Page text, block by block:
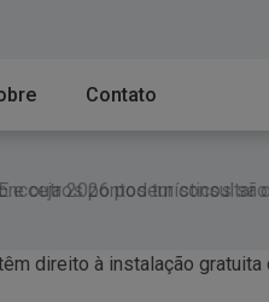
Contato
2026 podem consultar
adia Botafogo x Fluminense
e outros pontos turísticos